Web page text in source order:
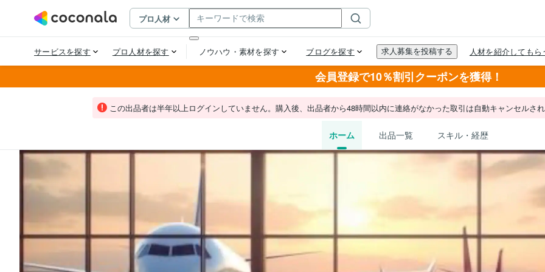
会員登録で10％割引クーポンを獲得！
この出品者は半年以上ログインしていません。購入後、出品者から48時間以内に連絡がなかった取引は自動キャンセルさ
ホーム 出品一覧 スキル・経歴